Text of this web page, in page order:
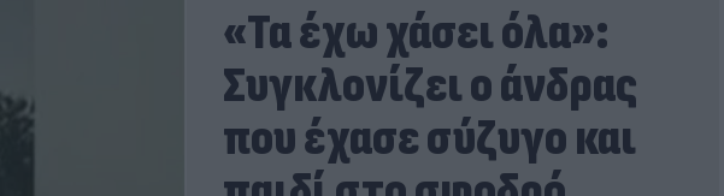
«Τα έχω χάσει όλα»:
Συγκλονίζει ο άνδρας
που έχασε σύζυγο και